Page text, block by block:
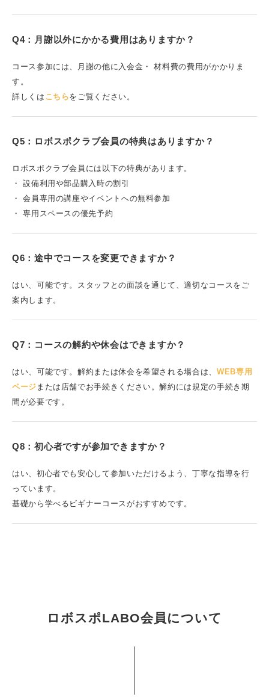
Q4：月謝以外にかかる費用はありますか？
コース参加には、月謝の他に入会金・ 材料費の費用がかかりま
す。
詳しくは こちらをご覧ください。
Q5：ロボスポクラブ会員の特典はありますか？
ロボスポクラブ会員には以下の特典があります。
・ 設備利用や部品購入時の割引
・ 会員専用の講座やイベントへの無料参加
・ 専用スペースの優先予約
Q6：途中でコースを変更できますか？
はい、可能です。スタッフとの面談を通じて、適切なコースをご
案内します。
Q7：コースの解約や休会はできますか？
はい、可能です。解約または休会を希望される場合は、 WEB専用
ページ または店舗でお手続きください。解約には規定の手続き期
間が必要です。
Q8：初心者ですが参加できますか？
はい、初心者でも安心して参加いただけるよう、丁寧な指導を行
っています。
基礎から学べるビギナーコースがおすすめです。
ロボスポLABO会員について